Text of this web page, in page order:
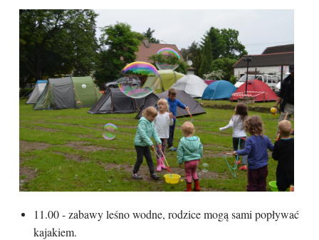
11.00 - zabawy leśno wodne, rodzice mogą sami popływać
kajakiem.